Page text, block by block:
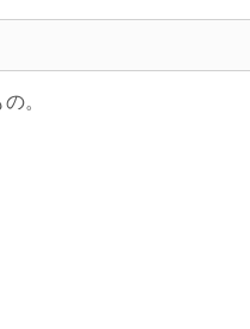
。